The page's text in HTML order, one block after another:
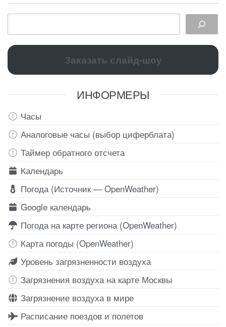
Заказать слайд-шоу
ИНФОРМЕРЫ
Часы
Аналоговые часы (выбор циферблата)
Таймер обратного отсчета
Календарь
Погода (Источник — OpenWeather)
Google календарь
Погода на карте региона (OpenWeather)
Карта погоды (OpenWeather)
Уровень загрязненности воздуха
Загрязнения воздуха на карте Москвы
Загрязнение воздуха в мире
Расписание поездов и полетов